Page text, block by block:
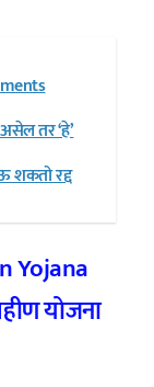
तर ‘हे’
शकतो रद्द
Yojana
योजना